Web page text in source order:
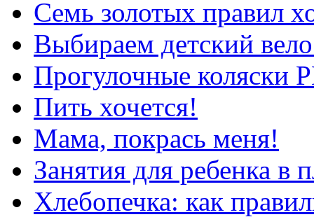
Семь золотых правил
Выбираем детский
Прогулочные коляски
Пить хочется!
Мама, покрась меня!
Занятия для ребенка в
Хлебопечка: как